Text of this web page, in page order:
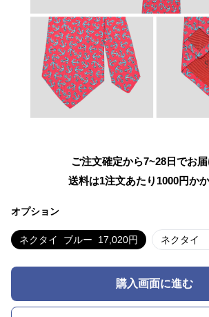
ご注文確定から7~28日でお
送料は1注文あたり 1000円か
オプション
ネクタイ ブルー 17,020円 ネクタイ
購入画面に進む